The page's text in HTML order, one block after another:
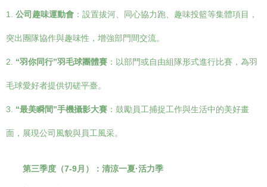
1. 公司趣味運動會 ：設置拔河、同心協力跑、趣味投籃等集體項目，
突出團隊協作與趣味性，增強部門間交流。
2. “羽你同行”羽毛球團體賽 ：以部門或自由組隊形式進行比賽，為羽
毛球愛好者提供切磋平臺。
3. “最美瞬間”手機攝影大賽 ：鼓勵員工捕捉工作與生活中的美好畫
面，展現公司風貌與員工風采。
第三季度（7-9月）：清涼一夏·活力季